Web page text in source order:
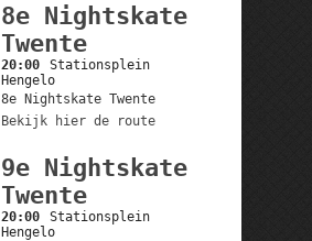
8e Nightskate
Twente
20:00
Stationsplein
Hengelo
8e Nightskate Twente
Bekijk hier de route
9e Nightskate
Twente
20:00
Stationsplein
Hengelo